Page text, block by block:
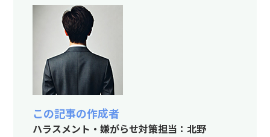
この記事の作成者
ハラスメント・嫌がらせ対策担当：北野